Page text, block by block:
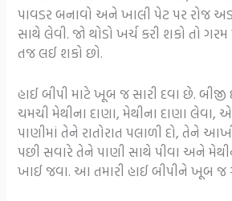
પાવડર બનાવો અને ખાલી પેટ પર રોજ
સાથે લેવી. જો થોડો ખર્ચ કરી શકો તો
તજ લઈ શકો છો.
હાઈ બીપી માટે ખૂબ જ સારી દવા છે.
ચમચી મેથીના દાણા, મેથીના દાણા લેવા,
પાણીમાં તેને રાતોરાત પલાળી દો, તેને
પછી સવારે તેને પાણી સાથે પીવા અને
ખાઈ જવા. આ તમારી હાઈ બીપીને ખૂબ જ